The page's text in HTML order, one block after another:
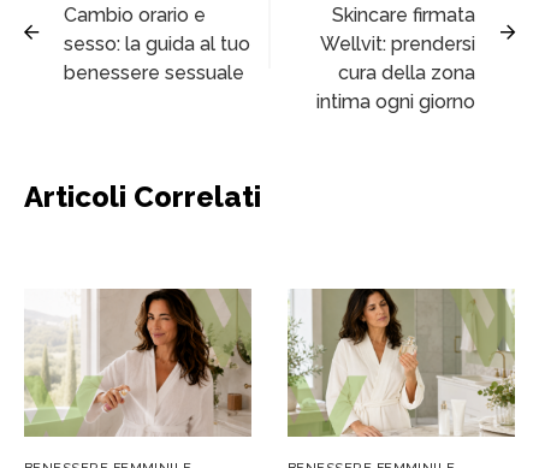
Cambio orario e
sesso: la guida al tuo
benessere sessuale
Skincare firmata
Wellvit: prendersi
cura della zona
intima ogni giorno
Articoli Correlati